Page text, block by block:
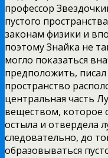
профессор
пустого
законам физики и
поэтому Знайка не
могло показаться
предположить, писал
пространство
центральная часть
веществом, которое
остыла и отвердела
следовательно, до
образовываться